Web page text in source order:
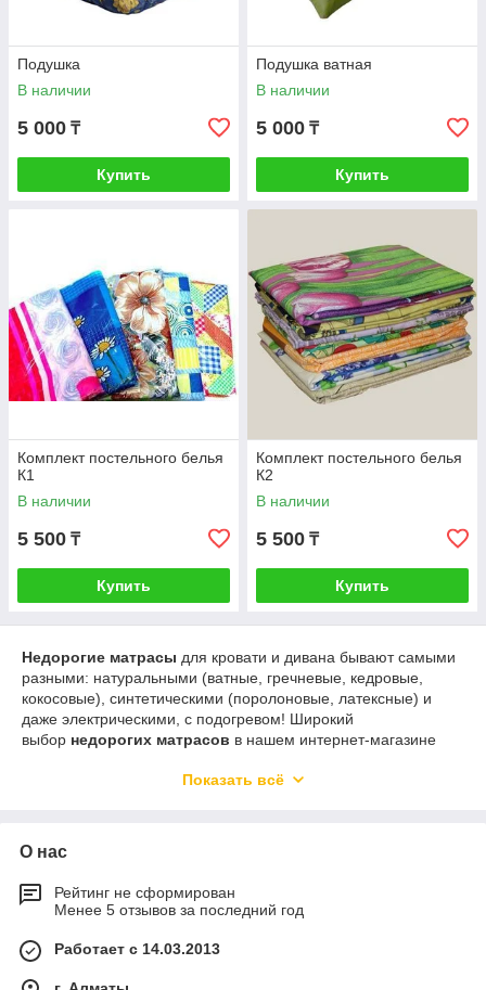
Подушка
В наличии
5 000 ₸
Купить
Подушка ватная
В наличии
5 000 ₸
Купить
Комплект постельного белья
К1
В наличии
5 500 ₸
Купить
Комплект постельного белья
К2
В наличии
5 500 ₸
Купить
Недорогие матрасы для кровати и дивана бывают самыми
разными: натуральными (ватные, гречневые, кедровые,
кокосовые), синтетическими (поролоновые, латексные) и
даже электрическими, с подогревом! Широкий
выбор недорогих матрасов в нашем интернет-магазине
Здесь есть мягкие и жёсткие, маленькие и большие, тонкие и
и подробными описаниями. Процесс выбора матраса в
интернет-магазине Гарантия Уюта — простое и интересное
занятие.
Показать всё
О нас
Рейтинг не сформирован
Менее 5 отзывов за последний год
Работает с 14.03.2013